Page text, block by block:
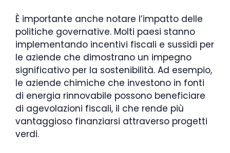
È importante anche notare l’impatto delle
politiche governative. Molti paesi stanno
implementando incentivi fiscali e sussidi per
le aziende che dimostrano un impegno
significativo per la sostenibilità. Ad esempio,
le aziende chimiche che investono in fonti
di energia rinnovabile possono beneficiare
di agevolazioni fiscali, il che rende più
vantaggioso finanziarsi attraverso progetti
verdi.